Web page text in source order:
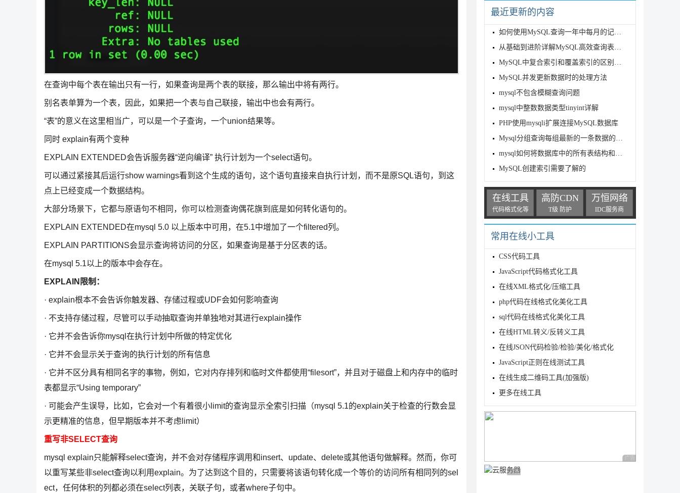
在查询中每个表在输出只有一行，如果查询是两个表的联接，那么输出中将有两行。
别名表单算为一个表，因此，如果把一个表与自己联接，输出中也会有两行。
“表”的意义在这里相当广，可以是一个子查询，一个union结果等。
同时 explain有两个变种
EXPLAIN EXTENDED会告诉服务器“逆向编译” 执行计划为一个select语句。
可以通过紧接其后运行show warnings看到这个生成的语句，这个语句直接来自执行计划，而不是原SQL语句，到这
点上已经变成一个数据结构。
大部分场景下，它都与原语句不相同，你可以检测查询偶花旗到底是如何转化语句的。
EXPLAIN EXTENDED在mysql 5.0 以上版本中可用，在5.1中增加了一个filtered列。
EXPLAIN PARTITIONS会显示查询将访问的分区，如果查询是基于分区表的话。
在mysql 5.1以上的版本中会存在。
EXPLAIN限制：
· explain根本不会告诉你触发器、存储过程或UDF会如何影响查询
· 不支持存储过程，尽管可以手动抽取查询并单独地对其进行explain操作
· 它并不会告诉你mysql在执行计划中所做的特定优化
· 它并不会显示关于查询的执行计划的所有信息
· 它并不区分具有相同名字的事物，例如，它对内存排列和临时文件都使用“filesort”，并且对于磁盘上和内存中的临时
表都显示“Using temporary”
· 可能会产生误导，比如，它会对一个有着很小limit的查询显示全索引扫描（mysql 5.1的explain关于检查的行数会显
示更精准的信息，但早期版本并不考虑limit）
重写非SELECT查询
mysql explain只能解释select查询，并不会对存储程序调用和insert、update、delete或其他语句做解释。然而，你可
以重写某些非select查询以利用explain。为了达到这个目的，只需要将该语句转化成一个等价的访问所有相同列的sel
ect，任何体积的列都必须在select列表，关联子句，或者where子句中。
最近更新的内容
如何使用MySQL查询一年中每月的记录数
从基础到进阶详解MySQL高效查询表数据量的优化指南
MySQL中复合索引和覆盖索引的区别详解
MySQL并发更新数据时的处理方法
mysql不包含模糊查询问题
mysql中整数数据类型tinyint详解
PHP使用mysqli扩展连接MySQL数据库
Mysql分组查询每组最新的一条数据的五种实现方法
mysql如何将数据库中的所有表结构和数据导入到另一个库
MySQL创建索引需要了解的
在线工具
代码格式化等
高防CDN
T级 防护
万恒网络
IDC服务商
常用在线小工具
CSS代码工具
JavaScript代码格式化工具
在线XML格式化/压缩工具
php代码在线格式化美化工具
sql代码在线格式化美化工具
在线HTML转义/反转义工具
在线JSON代码检验/检验/美化/格式化
JavaScript正则在线测试工具
在线生成二维码工具(加强版)
更多在线工具
广告 商业广告，理性
广告 商业广告，理性选择